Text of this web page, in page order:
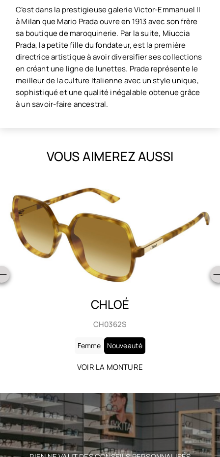
C’est dans la prestigieuse galerie Victor-Emmanuel II
à Milan que Mario Prada ouvre en 1913 avec son frère
sa boutique de maroquinerie. Par la suite, Miuccia
Prada, la petite fille du fondateur, est la première
directrice artistique à avoir diversifier ses collections
en créant une ligne de lunettes. Prada représente le
meilleur de la culture Italienne avec un style unique,
sophistiqué et une qualité inégalable obtenue grâce
à un savoir-faire ancestral.
VOUS AIMEREZ AUSSI
CHLOÉ
CH0363S
Femme Nouveauté
VOIR LA MONTURE